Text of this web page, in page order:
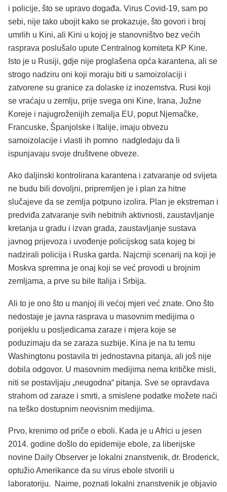
i policije, što se upravo događa. Virus Covid-19, sam po
sebi, nije tako ubojit kako se prokazuje, što govori i broj
umrlih u Kini, ali Kini u kojoj je stanovništvo bez većih
rasprava poslušalo upute Centralnog komiteta KP Kine.
Isto je u Rusiji, gdje nije proglašena opća karantena, ali se
strogo nadziru oni koji moraju biti u samoizolaciji i
zatvorene su granice za dolaske iz inozemstva. Rusi koji
se vraćaju u zemlju, prije svega oni Kine, Irana, Južne
Koreje i najugroženijih zemalja EU, poput Njemačke,
Francuske, Španjolske i Italije, imaju obvezu
samoizolacije i vlasti ih pomno nadgledaju da li
ispunjavaju svoje društvene obveze.
Ako daljinski kontrolirana karantena i zatvaranje od svijeta
ne budu bili dovoljni, pripremljen je i plan za hitne
slučajeve da se zemlja potpuno izolira. Plan je ekstreman i
predviđa zatvaranje svih nebitnih aktivnosti, zaustavljanje
kretanja u gradu i izvan grada, zaustavljanje sustava
javnog prijevoza i uvođenje policijskog sata kojeg bi
nadzirali policija i Ruska garda. Najcrnji scenarij na koji je
Moskva spremna je onaj koji se već provodi u brojnim
zemljama, a prve su bile Italija i Srbija.
Ali to je ono što u manjoj ili većoj mjeri već znate. Ono što
nedostaje je javna rasprava u masovnim medijima o
porijeklu u posljedicama zaraze i mjera koje se
poduzimaju da se zaraza suzbije. Kina je na tu temu
Washingtonu postavila tri jednostavna pitanja, ali još nije
dobila odgovor. U masovnim medijima nema kritičke misli,
niti se postavljaju „neugodna“ pitanja. Sve se opravdava
strahom od zaraze i smrti, a smislene podatke možete naći
na teško dostupnim neovisnim medijima.
Prvo, krenimo od priče o eboli. Kada je u Africi u jesen
2014. godine došlo do epidemije ebole, za liberijske
novine Daily Observer je lokalni znanstvenik, dr. Broderick,
optužio Amerikance da su virus ebole stvorili u
laboratoriju. Naime, poznati lokalni znanstvenik je objavio